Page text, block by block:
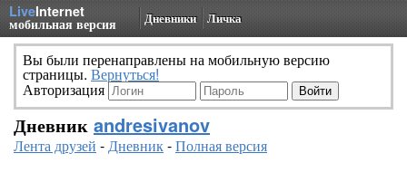
LiveInternet
мобильная версия Дневники Личка
Вы были перенаправлены на мобильную версию
страницы. Вернуться!
Авторизация
Дневник andresivanov
Лента друзей -Дневник-Полная версия